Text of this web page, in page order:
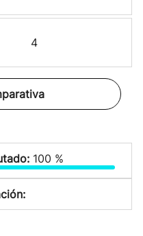
4
100 %